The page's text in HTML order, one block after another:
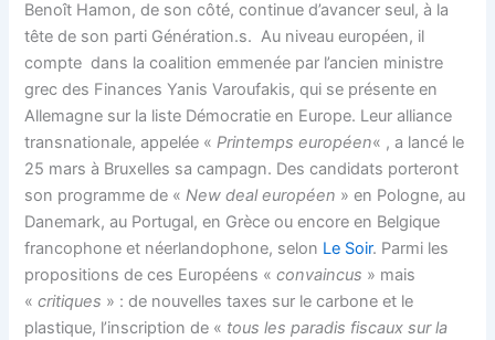
Benoît Hamon, de son côté, continue d’avancer seul, à la
tête de son parti Génération.s. Au niveau européen, il
compte dans la coalition emmenée par l’ancien ministre
grec des Finances Yanis Varoufakis, qui se présente en
Allemagne sur la liste Démocratie en Europe. Leur alliance
transnationale, appelée «Printemps européen« , a lancé le
25 mars à Bruxelles sa campagn. Des candidats porteront
son programme de «New deal européen » en Pologne, au
Danemark, au Portugal, en Grèce ou encore en Belgique
francophone et néerlandophone, selon Le Soir. Parmi les
propositions de ces Européens «convaincus » mais
«critiques » : de nouvelles taxes sur le carbone et le
plastique, l’inscription de « tous les paradis fiscaux sur la